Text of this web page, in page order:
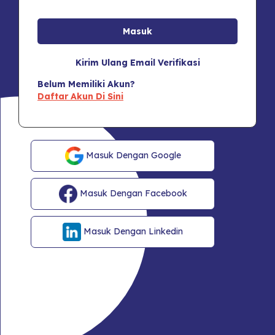
Kirim Ulang Email Verifikasi
Belum Memiliki Akun?
Daftar Akun Di Sini
Masuk Dengan Google
Masuk Dengan Facebook
Masuk Dengan Linkedin